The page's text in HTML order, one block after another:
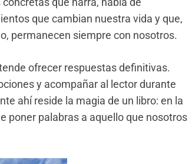
que cambian nuestra vida y que,
permanecen siempre con nosotros.
ofrecer respuestas definitivas.
y acompañar al lector durante
ahí reside la magia de un libro: en la
poner palabras a aquello que nosotros